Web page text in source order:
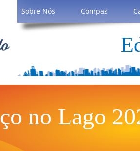
Sobre Nós Compaz
no Lago